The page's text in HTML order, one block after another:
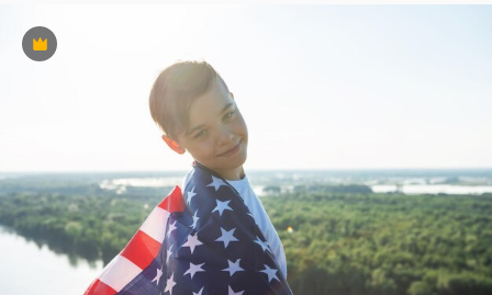
Premium